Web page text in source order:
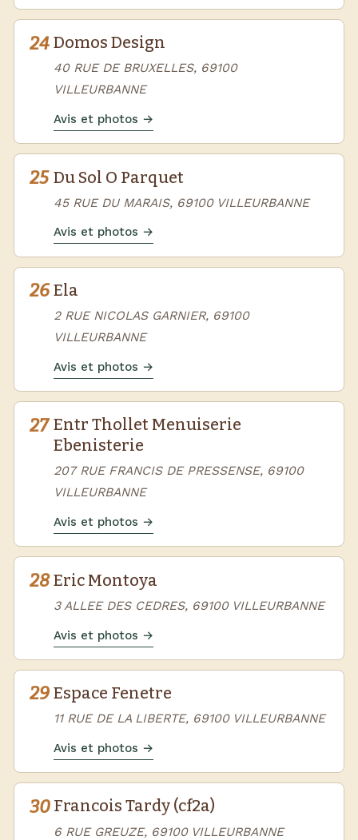
24 Domos Design
40 RUE DE BRUXELLES, 69100
VILLEURBANNE
Avis et photos →
25 Du Sol O Parquet
45 RUE DU MARAIS, 69100 VILLEURBANNE
Avis et photos →
26 Ela
2 RUE NICOLAS GARNIER, 69100
VILLEURBANNE
Avis et photos →
27 Entr Thollet Menuiserie
Ebenisterie
207 RUE FRANCIS DE PRESSENSE, 69100
VILLEURBANNE
Avis et photos →
28 Eric Montoya
3 ALLEE DES CEDRES, 69100 VILLEURBANNE
Avis et photos →
29 Espace Fenetre
11 RUE DE LA LIBERTE, 69100 VILLEURBANNE
Avis et photos →
30 Francois Tardy (cf2a)
6 RUE GREUZE, 69100 VILLEURBANNE